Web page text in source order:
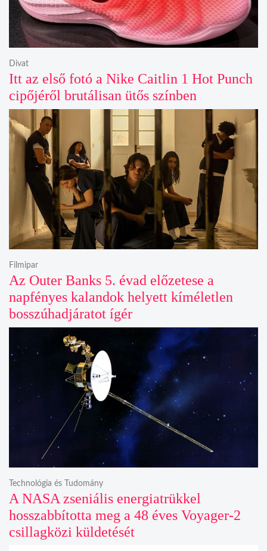
Itt az első fotó a Nike Caitlin 1 Hot Punch
cipőjéről brutálisan ütős színben
Divat
Az Outer Banks 5. évad előzetese a
napfényes kalandok helyett kíméletlen
bosszúhadjáratot ígér
Filmipar
A NASA zseniális energiatrükkel
hosszabbította meg a 48 éves Voyager-2
csillagközi küldetését
Technológia és Tudomány